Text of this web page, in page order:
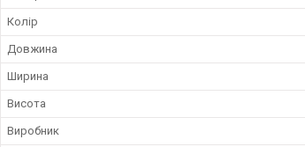
Колір
Довжина
Ширина
Висота
Виробник